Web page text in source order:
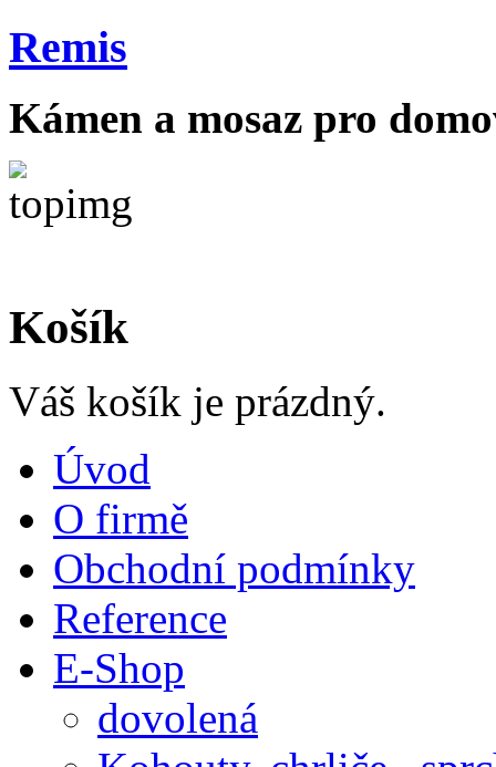
Remis
Kámen a mosaz pro
Košík
Váš košík je prázdný.
Úvod
O firmě
Obchodní podmínky
Reference
E-Shop
dovolená